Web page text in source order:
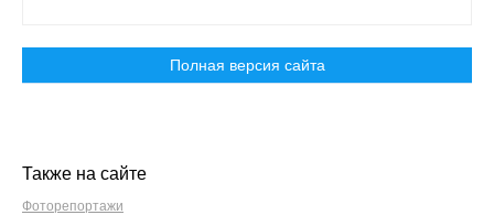
Полная версия сайта
Также на сайте
Фоторепортажи